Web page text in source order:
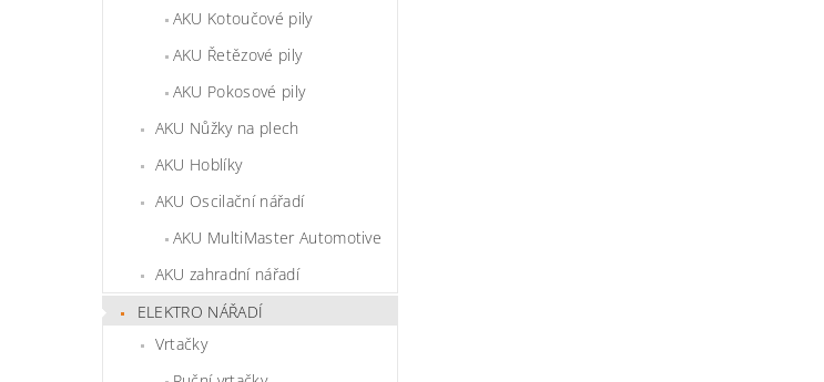
AKU Kotoučové pily
AKU Řetězové pily
AKU Pokosové pily
AKU Nůžky na plech
AKU Hoblíky
AKU Oscilační nářadí
AKU MultiMaster Automotive
AKU zahradní nářadí
ELEKTRO NÁŘADÍ
Vrtačky